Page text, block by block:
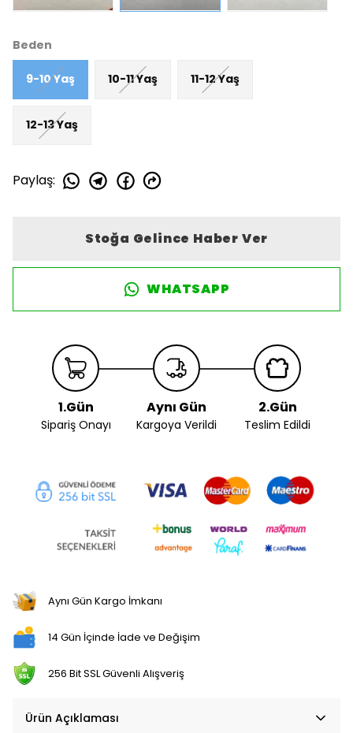
Beden
9-10 Yaş 10-11 Yaş 11-12 Yaş
12-13 Yaş
Paylaş:
Stoğa Gelince Haber Ver
WHATSAPP
1.Gün
Sipariş Onayı
Aynı Gün
Kargoya Verildi
2.Gün
Teslim Edildi
Aynı Gün Kargo İmkanı
14 Gün İçinde İade ve Değişim
256 Bit SSL Güvenli Alışveriş
Ürün Açıklaması